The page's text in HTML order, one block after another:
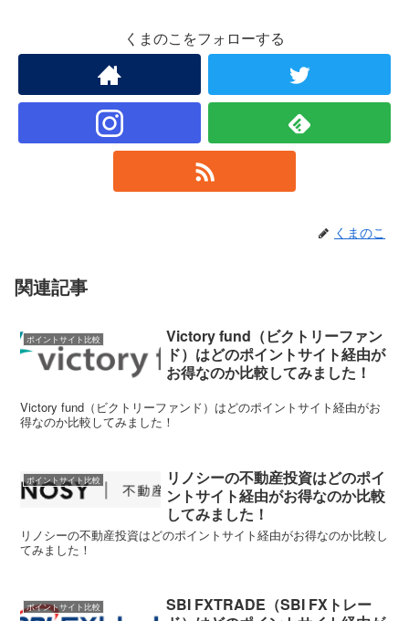
くまのこをフォローする
くまのこ
関連記事
ポイントサイト比較
Victory fund（ビクトリーファン
ド）はどのポイントサイト経由が
お得なのか比較してみました！
Victory fund（ビクトリーファンド）はどのポイントサイト経由がお
得なのか比較してみました！
ポイントサイト比較
リノシーの不動産投資はどのポイ
ントサイト経由がお得なのか比較
してみました！
リノシーの不動産投資はどのポイントサイト経由がお得なのか比較し
てみました！
ポイントサイト比較
SBI FXTRADE（SBI FXトレー